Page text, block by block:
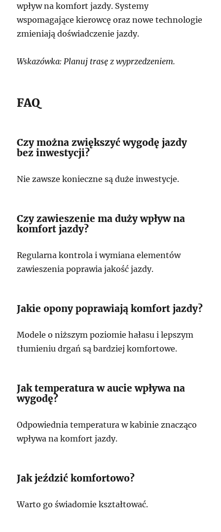
wpływ na komfort jazdy. Systemy
wspomagające kierowcę oraz nowe technologie
zmieniają doświadczenie jazdy.
Wskazówka: Planuj trasę z wyprzedzeniem.
FAQ
Czy można zwiększyć wygodę jazdy
bez inwestycji?
Nie zawsze konieczne są duże inwestycje.
Czy zawieszenie ma duży wpływ na
komfort jazdy?
Regularna kontrola i wymiana elementów
zawieszenia poprawia jakość jazdy.
Jakie opony poprawiają komfort jazdy?
Modele o niższym poziomie hałasu i lepszym
tłumieniu drgań są bardziej komfortowe.
Jak temperatura w aucie wpływa na
wygodę?
Odpowiednia temperatura w kabinie znacząco
wpływa na komfort jazdy.
Jak jeździć komfortowo?
Warto go świadomie kształtować.